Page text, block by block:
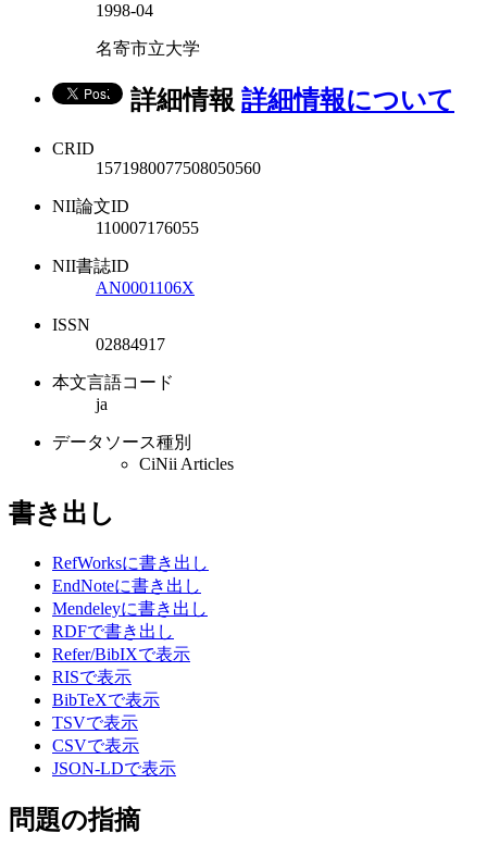
1998-04
名寄市立大学
詳細情報 詳細情報について
CRID
1571980077508050560
NII論文ID
110007176055
NII書誌ID
AN0001106X
ISSN
02884917
本文言語コード
ja
データソース種別
CiNii Articles
書き出し
RefWorksに書き出し
EndNoteに書き出し
Mendeleyに書き出し
RDFで書き出し
Refer/BibIXで表示
RISで表示
BibTeXで表示
TSVで表示
CSVで表示
JSON-LDで表示
問題の指摘